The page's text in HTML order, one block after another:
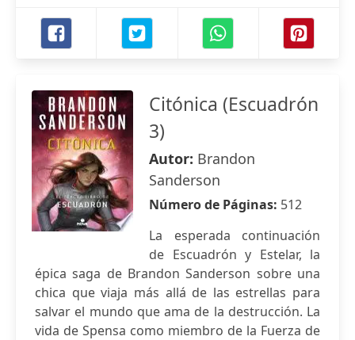
Citónica (Escuadrón
3)
Autor: Brandon
Sanderson
Número de Páginas: 512
La esperada continuación
de Escuadrón y Estelar, la
épica saga de Brandon Sanderson sobre una
chica que viaja más allá de las estrellas para
salvar el mundo que ama de la destrucción. La
vida de Spensa como miembro de la Fuerza de